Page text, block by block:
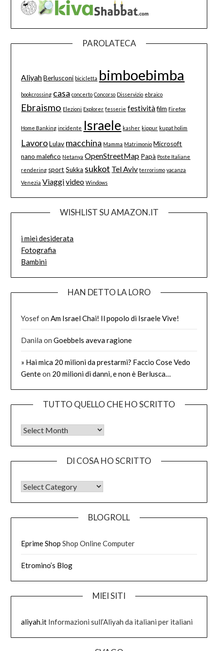
PAROLATECA
Aliyah Berlusconi bicicletta bimboebimba
bookcrossing casa concerto Concorso Disservizio ebraico
Ebraismo Elezioni Explorer fesserie festività film Firefox
Home Banking incidente Israele kasher kippur kupat holim
Lavoro Lulav macchina Mamma Matrimonio Microsoft
nano malefico Netanya OpenStreetMap Papà Poste Italiane
rendering sport Sukka sukkot Tel Aviv terrorismo vacanza
Venezia Viaggivideo Windows
WISHLIST SU AMAZON.IT
i miei desiderata
Fotografia
Bambini
HAN DETTO LA LORO
YosefonAm Israel Chai! Il popolo di Israele Vive!
Danila onGoebbels aveva ragione
» Hai mica 20 milioni da prestarmi? Faccio Cose Vedo
Genteon 20 milioni di danni, e non è Berlusca…
TUTTO QUELLO CHE HO SCRITTO
Tutto quello che ho scritto
DI COSA HO SCRITTO
DI COSA HO SCRITTO
BLOGROLL
Eprime Shop Shop Online Computer
Etromino’s Blog
MIEI SITI
aliyah.it Informazioni sull’Aliyah da italiani per italiani